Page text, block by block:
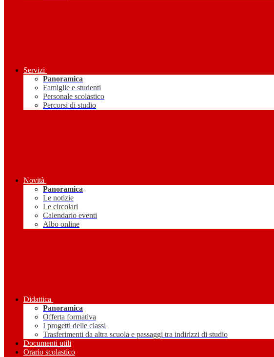
Servizi
Panoramica
Famiglie e studenti
Personale scolastico
Percorsi di studio
Novità
Panoramica
Le notizie
Le circolari
Calendario eventi
Albo online
Didattica
Panoramica
Offerta formativa
I progetti delle classi
Trasferimenti da altra scuola e passaggi tra indirizzi di studio
Documenti utili
Orario scolastico